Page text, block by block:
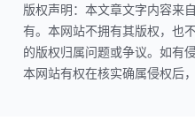
版权声明：本文章文字内容来
有。本网站不拥有其版权，也
的版权归属问题或争议。如有
本网站有权在核实确属侵权后